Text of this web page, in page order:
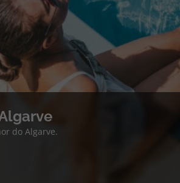
do Algarve.